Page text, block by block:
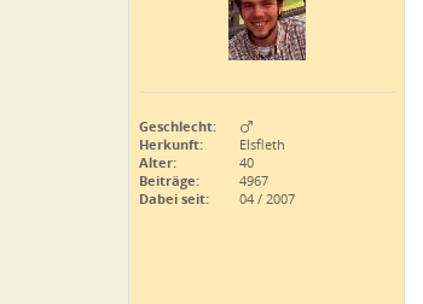
Geschlecht:
Herkunft:
Elsfleth
Alter:
40
Beiträge:
4967
Dabei seit:
04 / 2007